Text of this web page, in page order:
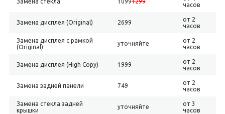
часов
Замена дисплея (Original) 2699
от 2
часов
Замена дисплея с рамкой
(Original)
уточняйте
от 2
часов
Замена дисплея (High Copy) 1999
от 2
часов
Замена задней панели 749
от 2
часов
Замена стекла задней
крышки
уточняйте
от 3
часов